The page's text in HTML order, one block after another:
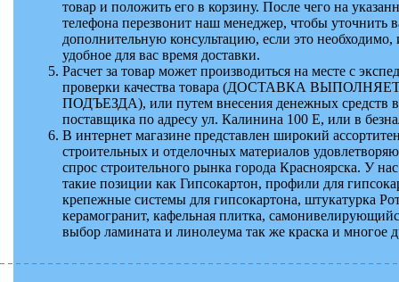
товар и положить его в корзину. После чего на
телефона перезвонит наш менеджер, чтобы уточнить
дополнительную консультацию, если это необходимо,
удобное для вас время доставки.
Расчет за товар может производиться на месте с
проверки качества товара (ДОСТАВКА
ПОДЪЕЗДА), или путем внесения денежных средств в
поставщика по адресу ул. Калинина 100 Е, или в
В интернет магазине представлен широкий
строительных и отделочных материалов
спрос строительного рынка города Красноярска. У
такие позиции как Гипсокартон, профили для
крепежные системы для гипсокартона, штукатурка
керамогранит, кафельная плитка,
выбор ламината и линолеума так же краска и многое